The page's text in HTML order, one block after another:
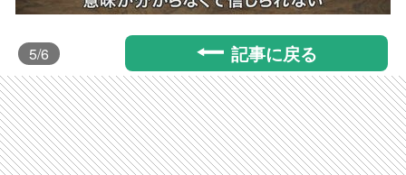
5/6 記事に戻る